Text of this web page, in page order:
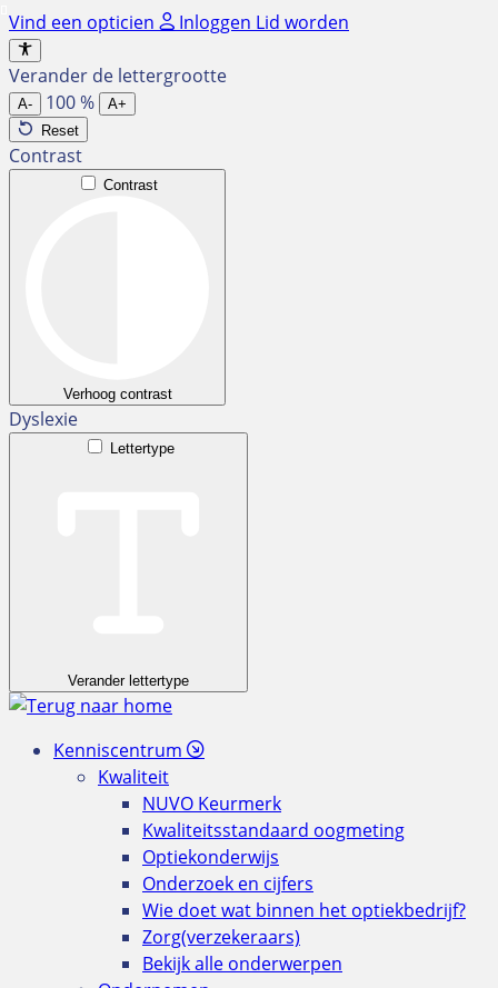
Ga
naar
de
inhoud
Vind een opticien Inloggen Lid worden
Verander de lettergrootte
A- 100%
A+
Reset
Contrast
Contrast
Verhoog contrast
Dyslexie
Lettertype
Verander lettertype
Kenniscentrum
Kwaliteit
NUVO Keurmerk
Kwaliteitsstandaard oogmeting
Optiekonderwijs
Onderzoek en cijfers
Wie doet wat binnen het optiekbedrijf?
Zorg(verzekeraars)
Bekijk alle onderwerpen